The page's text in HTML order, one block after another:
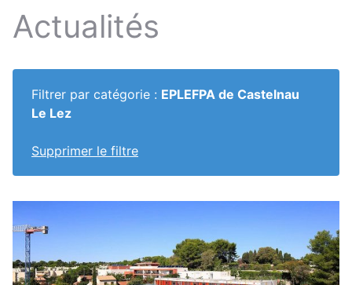
Actualités
Filtrer par catégorie : EPLEFPA de Castelnau
Le Lez
Supprimer le filtre